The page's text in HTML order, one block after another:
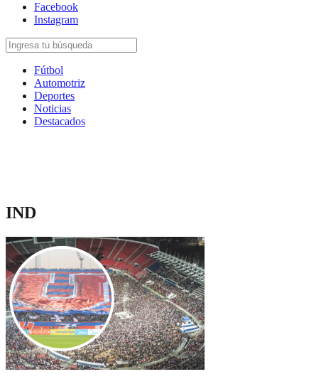
Facebook
Instagram
Fútbol
Automotriz
Deportes
Noticias
Destacados
IND